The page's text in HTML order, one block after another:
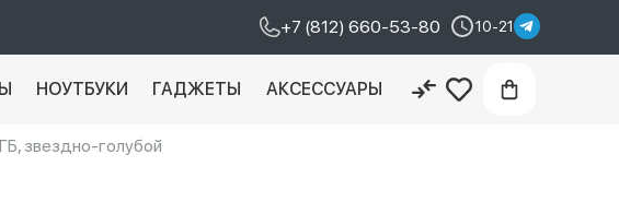
+7 (812) 660-53-80 10-21
НОУТБУКИ ГАДЖЕТЫ АКСЕССУАРЫ
звездно-голубой